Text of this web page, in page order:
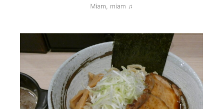
Miam, miam ♫